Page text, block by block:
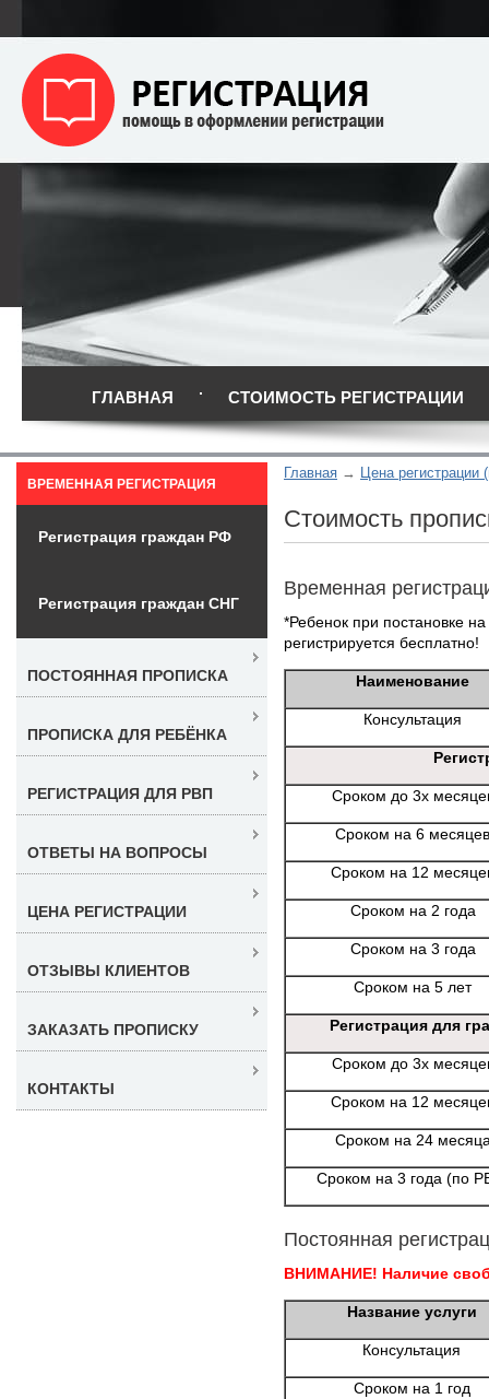
ГЛАВНАЯ СТОИМОСТЬ РЕГИСТРАЦИИ
Главная Цена регистрации
Стоимость
Временная
*Ребенок при постановке
регистрируется бесплатно!
Наименование
Консультация
Сроком до 3х
Сроком на 6 месяцев
Сроком на 12
Сроком на 2 года
Сроком на 3 года
Сроком на 5 лет
Регистрация для
Сроком до 3х
Сроком на 12
Сроком на 24
Сроком на 3 года (по
Постоянная
ВНИМАНИЕ! Наличие
Название услуги
Консультация
Сроком на 1 год
ВРЕМЕННАЯ РЕГИСТРАЦИЯ
Регистрация граждан РФ
Регистрация граждан СНГ
ПОСТОЯННАЯ ПРОПИСКА
ПРОПИСКА ДЛЯ РЕБЁНКА
РЕГИСТРАЦИЯ ДЛЯ РВП
ОТВЕТЫ НА ВОПРОСЫ
ЦЕНА РЕГИСТРАЦИИ
ОТЗЫВЫ КЛИЕНТОВ
ЗАКАЗАТЬ ПРОПИСКУ
КОНТАКТЫ